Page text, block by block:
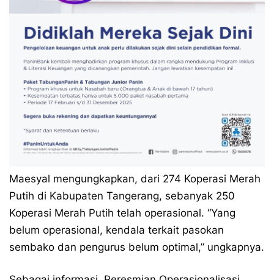
Maesyal mengungkapkan, dari 274 Koperasi Merah
Putih di Kabupaten Tangerang, sebanyak 250
Koperasi Merah Putih telah operasional. “Yang
belum operasional, kendala terkait pasokan
sembako dan pengurus belum optimal,” ungkapnya.